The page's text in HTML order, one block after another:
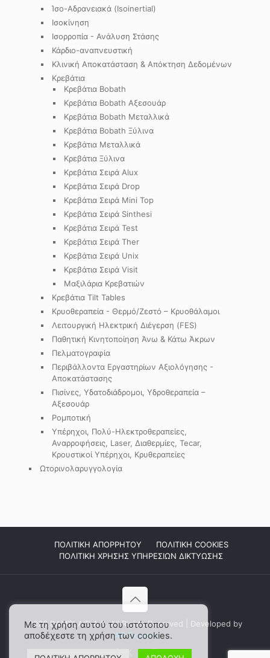
Ίσο-Αδρανειακά (Isoinertial)
Ισοκίνηση
Ισορροπία - Ανάλυση Στάσης
Κάρδιο-αναπνευστική
Κλινική Αποκατάσταση & Απόκτηση Δεδομένων
Κρεβάτια
Κρεβάτια Bobath
Κρεβάτια Bobath Αξεσουάρ
Κρεβάτια Bobath Μεταλλικά
Κρεβάτια Bobath Ξύλινα
Κρεβάτια Μεταλλικά
Κρεβάτια Ξύλινα
Κρεβάτια Σειρά Alux
Κρεβάτια Σειρά Drop
Κρεβάτια Σειρά Mini Top
Κρεβάτια Σειρά Sinthesi
Κρεβάτια Σειρά Test
Κρεβάτια Σειρά Ther
Κρεβάτια Σειρά Unix
Κρεβάτια Σειρά Visit
Μαξιλάρια Κρεβατιών
Κρεβάτια Tilt Tables
Κρυοθεραπεία - Θερμό/Ζεστό – Κρυοθάλαμοι
Λειτουργική Ηλεκτρική Διέγερση (FES)
Παθητική Κινητοποίηση Άνω & Κάτω Άκρων
Πελματογραφία
Περιβάλλοντα Εργαστηρίων Αξιολόγησης -
Αποκατάστασης
Πισίνες, Υδατοδιάδρομοι, Υδροθεραπεία –
Αξεσουάρ
Ρομποτική
Υπέρηχοι, Πολύ-Ηλεκτροθεραπείες,
Αναρροφήσεις, Laser, Διαθερμίες, Tecar,
Κρουστικοί Υπέρηχοι, Κρυθεραπείες
Ωτορινολαρυγγολογία
ΠΟΛΙΤΙΚΗ ΑΠΟΡΡΗΤΟΥ
ΠΟΛΙΤΙΚΗ COOKIES
ΠΟΛΙΤΙΚΗ ΧΡΗΣΗΣ ΥΠΗΡΕΣΙΩΝ ΔΙΚΤΥΩΣΗΣ
2026 DAMPLAID Α.Ε. All Rights Reserved | Developed by
WP Experts
Με τη χρήση αυτού του ιστότοπου
αποδέχεστε τη χρήση των cookies.